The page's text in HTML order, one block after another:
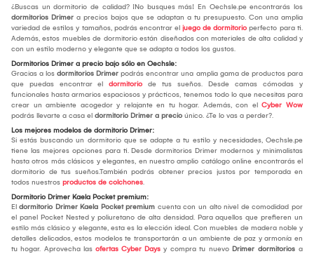
¿Buscas un dormitorio de calidad? ¡No busques más! En Oechsle.pe encontrarás los
dormitorios Drimer a precios bajos que se adaptan a tu presupuesto. Con una amplia
variedad de estilos y tamaños, podrás encontrar el juego de dormitorio perfecto para ti.
Además, estos muebles de dormitorio están diseñados con materiales de alta calidad y
con un estilo moderno y elegante que se adapta a todos los gustos.
Dormitorios Drimer a precio bajo sólo en Oechsle:
Gracias a los dormitorios Drimer podrás encontrar una amplia gama de productos para
que puedas encontrar el dormitorio de tus sueños. Desde camas cómodas y
funcionales hasta armarios espaciosos y prácticos, tenemos todo lo que necesitas para
crear un ambiente acogedor y relajante en tu hogar. Además, con el Cyber Wow
podrás llevarte a casa el dormitorio Drimer a precio único. ¿Te lo vas a perder?.
Los mejores modelos de dormitorio Drimer:
Si estás buscando un dormitorio que se adapte a tu estilo y necesidades, Oechsle.pe
tiene las mejores opciones para ti. Desde dormitorios Drimer modernos y minimalistas
hasta otros más clásicos y elegantes, en nuestro amplio catálogo online encontrarás el
dormitorio de tus sueños.También podrás obtener precios justos por temporada en
todos nuestros productos de colchones.
Dormitorio Drimer Kaela Pocket premium:
El dormitorio Drimer Kaela Pocket premium cuenta con un alto nivel de comodidad por
el panel Pocket Nested y poliuretano de alta densidad. Para aquellos que prefieren un
estilo más clásico y elegante, esta es la elección ideal. Con muebles de madera noble y
detalles delicados, estos modelos te transportarán a un ambiente de paz y armonía en
tu hogar. Aprovecha las ofertas Cyber Days y compra tu nuevo Drimer dormitorios a